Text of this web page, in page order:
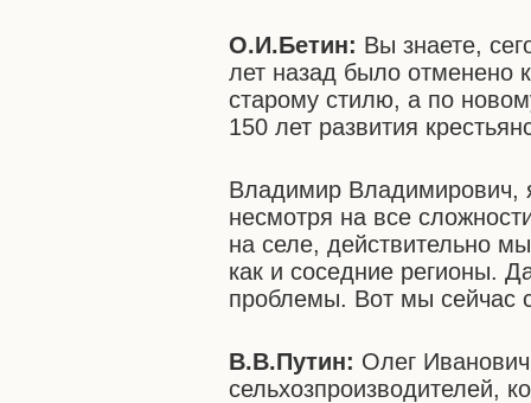
О.И.Бетин: Вы знаете,
лет назад было отменено
старому стилю, а по
150 лет развития
Владимир Владимирович,
несмотря на все
на селе, действительно
как и соседние регионы.
проблемы. Вот мы сейчас
В.В.Путин: Олег
сельхозпроизводителей,